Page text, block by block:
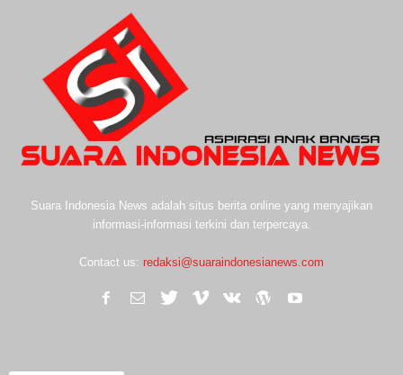
Suara Indonesia News adalah situs berita online yang menyajikan
informasi-informasi terkini dan terpercaya.
Contact us: redaksi@suaraindonesianews.com